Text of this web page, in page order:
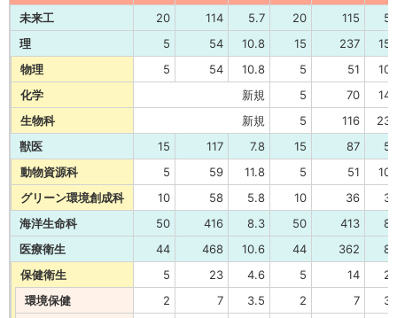
未来工
20 114 5.7 20 115
理
5 54 10.8 15 237
物理
5 54 10.8 5 51
化学
新規 5 70
生物科
新規 5 116
獣医
15 117 7.8 15 87
動物資源科
5 59 11.8 5 51
グリーン環境創成科
10 58 5.8 10 36
海洋生命科
50 416 8.3 50 413
医療衛生
44 468 10.6 44 362
保健衛生
5 23 4.6 5 14
環境保健
2 7 3.5 2 7